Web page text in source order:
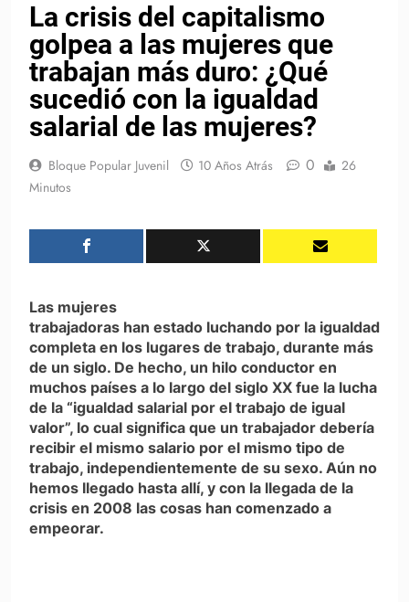
La crisis del capitalismo
golpea a las mujeres que
trabajan más duro: ¿Qué
sucedió con la igualdad
salarial de las mujeres?
Bloque Popular Juvenil 10 Años Atrás 0
26
Minutos
Las mujeres
trabajadoras han estado luchando por la igualdad
completa en los lugares de trabajo, durante más
de un siglo. De hecho, un hilo conductor en
muchos países a lo largo del siglo XX fue la lucha
de la “igualdad salarial por el trabajo de igual
valor”, lo cual significa que un trabajador debería
recibir el mismo salario por el mismo tipo de
trabajo, independientemente de su sexo. Aún no
hemos llegado hasta allí, y con la llegada de la
crisis en 2008 las cosas han comenzado a
empeorar.